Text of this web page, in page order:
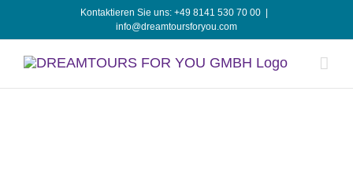
springen
Kontaktieren Sie uns: +49 8141 530 70 00
info@dreamtoursforyou.com